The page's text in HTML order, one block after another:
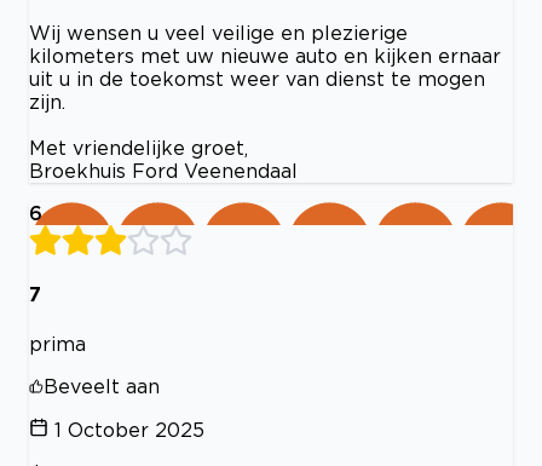
Wij wensen u veel veilige en plezierige
kilometers met uw nieuwe auto en kijken ernaar
uit u in de toekomst weer van dienst te mogen
zijn.
Met vriendelijke groet,
Broekhuis Ford Veenendaal
6
7
prima
Beveelt aan
1 October 2025